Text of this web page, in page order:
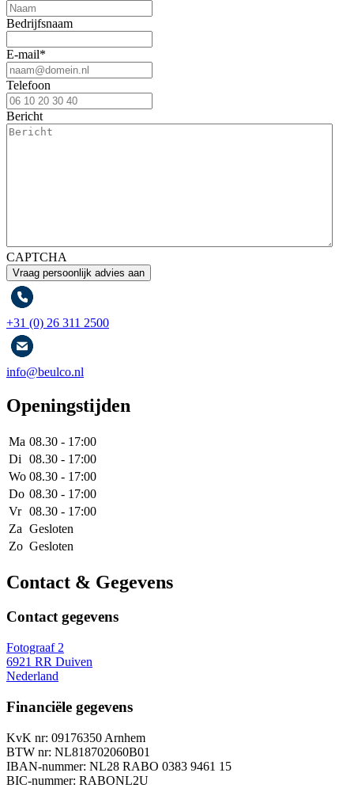
Bedrijfsnaam
E-mail*
Telefoon
Bericht
CAPTCHA
+31 (0) 26 311 2500
info@beulco.nl
Openingstijden
Ma 08.30 - 17:00
Di
08.30 - 17:00
Wo 08.30 - 17:00
Do 08.30 - 17:00
Vr 08.30 - 17:00
Za Gesloten
Zo Gesloten
Contact & Gegevens
Contact gegevens
Fotograaf 2
6921 RR Duiven
Nederland
Financiële gegevens
KvK nr: 09176350 Arnhem
BTW nr: NL818702060B01
IBAN-nummer: NL28 RABO 0383 9461 15
BIC-nummer: RABONL2U